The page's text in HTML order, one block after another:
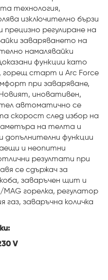
технология,
изключително бързи
прецизно регулиране на
заваряването на
намалявайки
функции като
старт и Arc Force
при заваряване,
иновативен,
автоматично се
скорост след избор на
на телта и
допълнителни функции
и неопитни
резултати при
се сдържач за
заваръчен щит и
горелка, регулатор
заваръчна количка
V